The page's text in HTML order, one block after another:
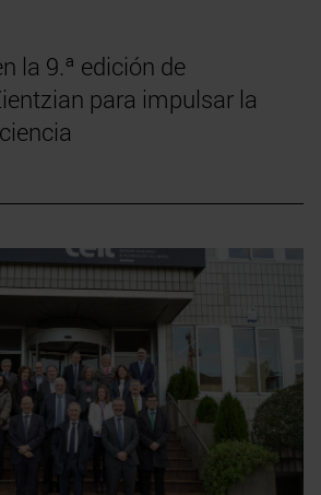
la 9.ª edición de
para impulsar la